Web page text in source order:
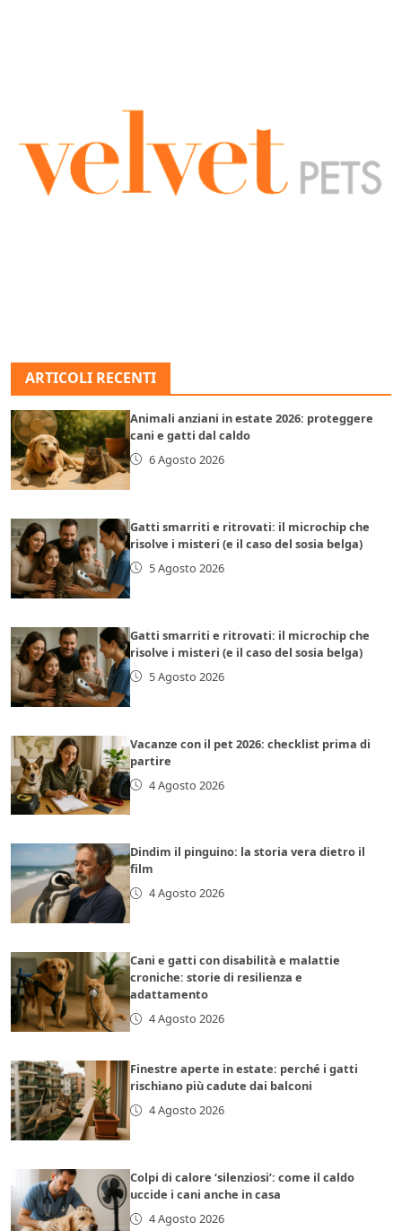
ARTICOLI RECENTI
Animali anziani in estate 2026: proteggere
cani e gatti dal caldo
6 Agosto 2026
Gatti smarriti e ritrovati: il microchip che
risolve i misteri (e il caso del sosia belga)
5 Agosto 2026
Gatti smarriti e ritrovati: il microchip che
risolve i misteri (e il caso del sosia belga)
5 Agosto 2026
Vacanze con il pet 2026: checklist prima di
partire
4 Agosto 2026
Dindim il pinguino: la storia vera dietro il
film
4 Agosto 2026
Cani e gatti con disabilità e malattie
croniche: storie di resilienza e
adattamento
4 Agosto 2026
Finestre aperte in estate: perché i gatti
rischiano più cadute dai balconi
4 Agosto 2026
Colpi di calore ‘silenziosi’: come il caldo
uccide i cani anche in casa
4 Agosto 2026